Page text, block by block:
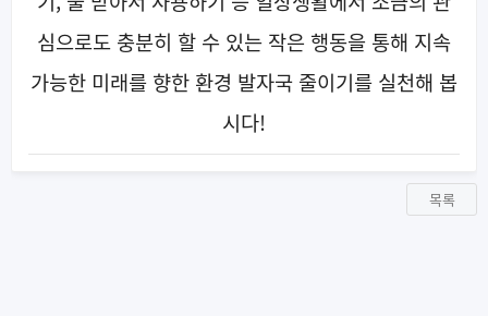
심으로도 충분히 할 수 있는 작은 행동을 통해 지속
가능한 미래를 향한 환경 발자국 줄이기를 실천해 봅
시다!
목록